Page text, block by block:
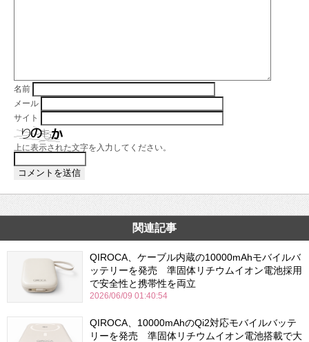
名前
メール
サイト
上に表示された文字を入力してください。
関連記事
QIROCA、ケーブル内蔵の10000mAhモバイルバ
ッテリーを発売 準固体リチウムイオン電池採用
で安全性と携帯性を両立
2026/06/09 01:40:54
QIROCA、10000mAhのQi2対応モバイルバッテ
リーを発売 準固体リチウムイオン電池搭載で大